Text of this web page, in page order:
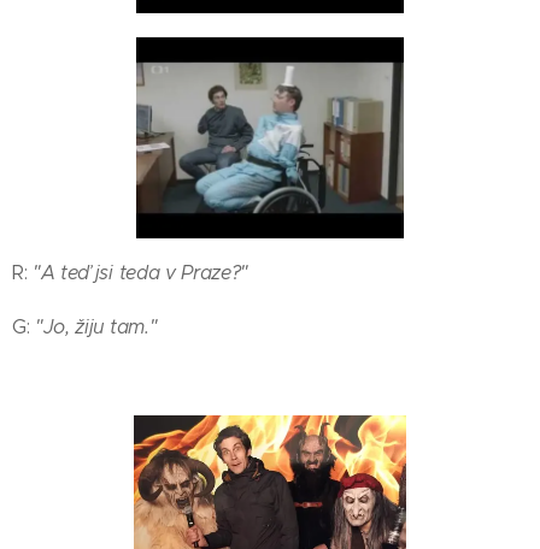
R: "A teď jsi teda v Praze?"
G: "Jo, žiju tam."